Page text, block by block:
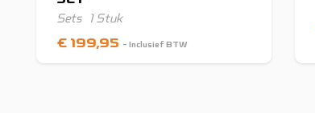
Sets 1 Stuk
€ 199,95 - Inclusief BTW